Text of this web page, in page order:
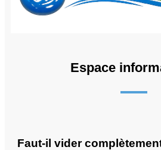
Espace
Faut-il vider